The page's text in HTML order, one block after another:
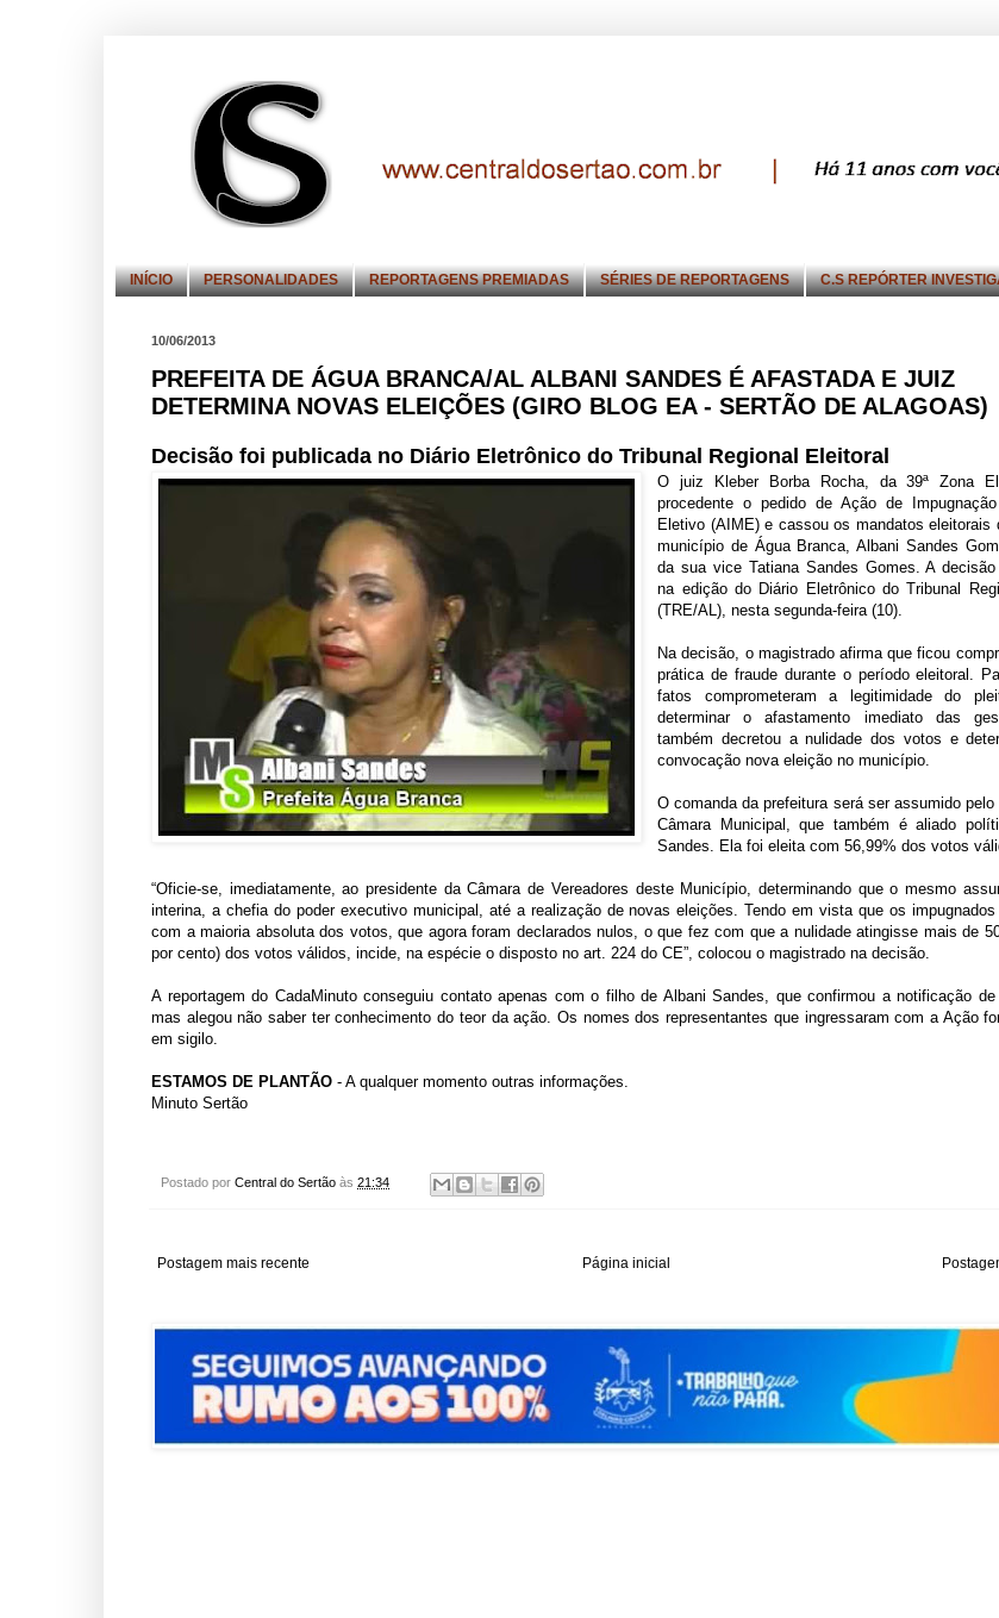
INÍCIO PERSONALIDADES REPORTAGENS PREMIADAS SÉRIES DE REPORTAGENS C.S REPÓRTER
10/06/2013
PREFEITA DE ÁGUA BRANCA/AL ALBANI SANDES É AFASTADA E JUIZ
DETERMINA NOVAS ELEIÇÕES (GIRO BLOG EA - SERTÃO DE ALAGOAS)
Decisão foi publicada no Diário Eletrônico do Tribunal Regional Eleitoral
O juiz Kleber Borba Rocha, da 39ª Zona
procedente o pedido de Ação de
Eletivo (AIME) e cassou os mandatos eleitorais
município de Água Branca, Albani Sandes
da sua vice Tatiana Sandes Gomes. A
na edição do Diário Eletrônico do Tribunal
(TRE/AL), nesta segunda-feira (10).
Na decisão, o magistrado afirma que ficou
prática de fraude durante o período eleitoral.
fatos comprometeram a legitimidade do
determinar o afastamento imediato das
também decretou a nulidade dos votos e
convocação nova eleição no município.
O comanda da prefeitura será ser assumido pelo
Câmara Municipal, que também é aliado
Sandes. Ela foi eleita com 56,99% dos votos
“Oficie-se, imediatamente, ao presidente da Câmara de Vereadores deste Município, determinando que o mesmo
interina, a chefia do poder executivo municipal, até a realização de novas eleições. Tendo em vista que os
com a maioria absoluta dos votos, que agora foram declarados nulos, o que fez com que a nulidade atingisse mais de
por cento) dos votos válidos, incide, na espécie o disposto no art. 224 do CE”, colocou o magistrado na decisão.
A reportagem do CadaMinuto conseguiu contato apenas com o filho de Albani Sandes, que confirmou a notificação de
mas alegou não saber ter conhecimento do teor da ação. Os nomes dos representantes que ingressaram com a Ação
em sigilo.
ESTAMOS DE PLANTÃO - A qualquer momento outras informações.
Minuto Sertão
Postado por Central do Sertão às 21:34
Postagem mais recente Página inicial